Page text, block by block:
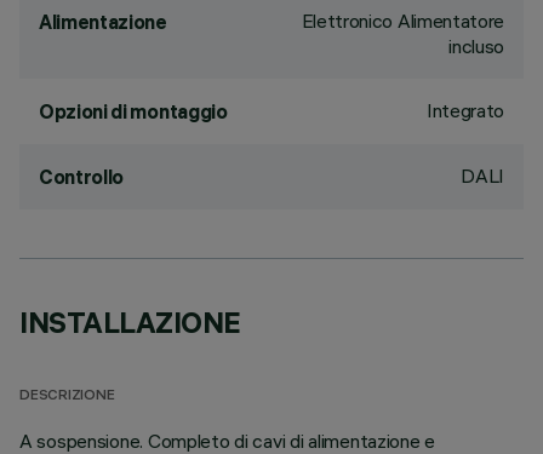
Alimentazione
Elettronico Alimentatore
incluso
Opzioni di montaggio Integrato
Controllo DALI
INSTALLAZIONE
DESCRIZIONE
A sospensione. Completo di cavi di alimentazione e